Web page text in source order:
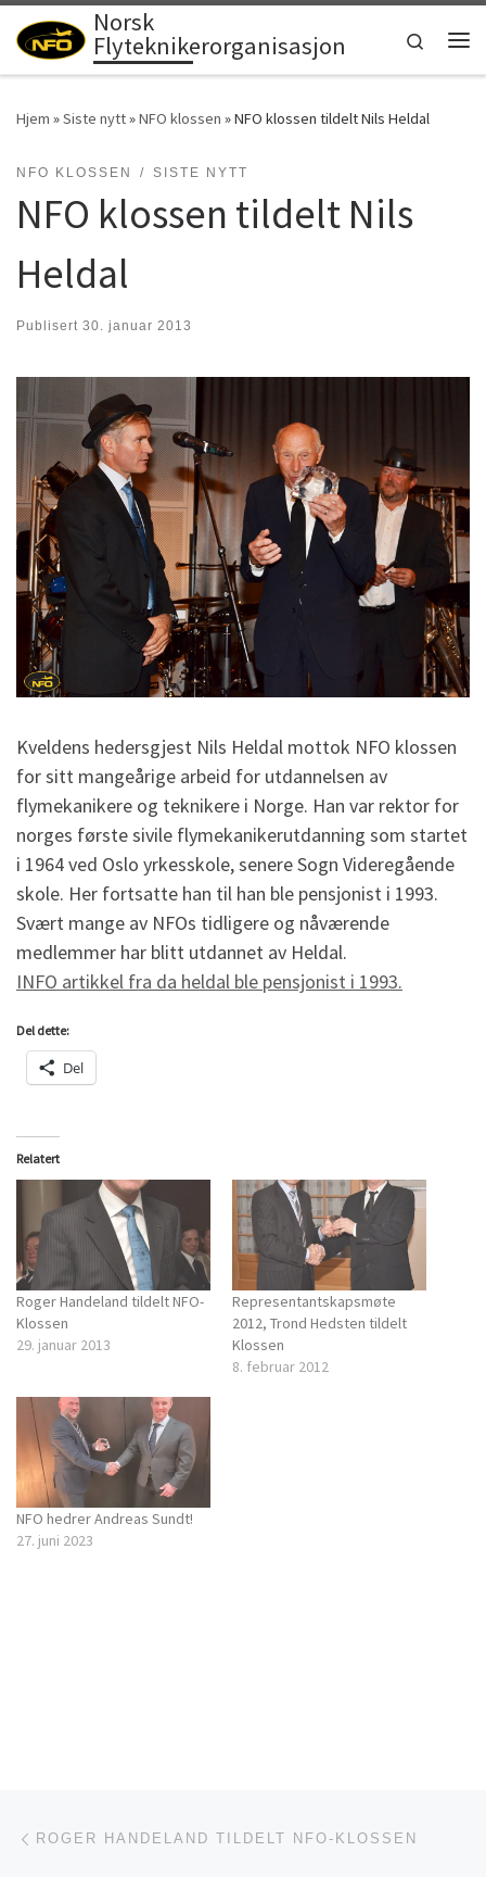
Skip to content
Norsk
Flyteknikerorganisasjon
Search
Hjem »Siste nytt»NFO klossen »NFO klossen tildelt Nils Heldal
NFO KLOSSEN SISTE NYTT
NFO klossen tildelt Nils
Heldal
Publisert 30. januar 2013
Kveldens hedersgjest Nils Heldal mottok NFO klossen
for sitt mangeårige arbeid for utdannelsen av
flymekanikere og teknikere i Norge. Han var rektor for
norges første sivile flymekanikerutdanning som startet
i 1964 ved Oslo yrkesskole, senere Sogn Videregående
skole. Her fortsatte han til han ble pensjonist i 1993.
Svært mange av NFOs tidligere og nåværende
medlemmer har blitt utdannet av Heldal.
INFO artikkel fra da heldal ble pensjonist i 1993.
Del dette:
Del
Relatert
Roger Handeland tildelt NFO-
Klossen
29. januar 2013
Representantskapsmøte
2012, Trond Hedsten tildelt
Klossen
8. februar 2012
NFO hedrer Andreas Sundt!
27. juni 2023
Innleggsnavigasjon
ROGER HANDELAND TILDELT NFO-KLOSSEN